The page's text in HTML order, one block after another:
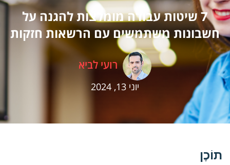
7 שיטות עבודה מומלצות להגנה על
חשבונות משתמשים עם הרשאות חזקות
רועי לביא
יוני 13, 2024
תוֹכֶן